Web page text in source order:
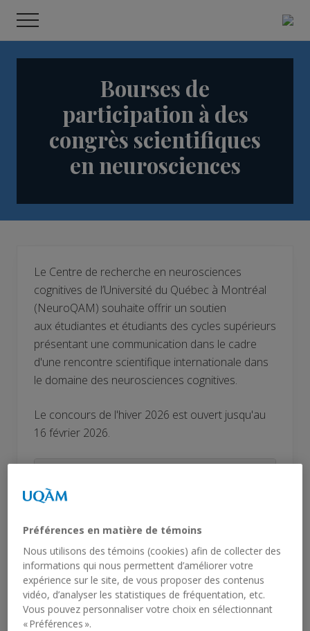
contenu
principal
la
barre
pied
Menu
Bourses de
participation à des
congrès scientifiques
en neurosciences
Le Centre de recherche en neurosciences
cognitives de l’Université du Québec à Montréal
(NeuroQAM) souhaite offrir un soutien
aux étudiantes et étudiants des cycles supérieurs
présentant une communication dans le cadre
d'une rencontre scientifique internationale dans
le domaine des neurosciences cognitives.
Le concours de l'hiver 2026 est ouvert jusqu'au
16 février 2026.
Admissibilité
Formulaire d’inscription
Préférences en matière de témoins
Nous utilisons des témoins (cookies) afin de collecter des
informations qui nous permettent d’améliorer votre
expérience sur le site, de vous proposer des contenus
vidéo, d’analyser les statistiques de fréquentation, etc.
Vous pouvez personnaliser votre choix en sélectionnant
« Préférences ».